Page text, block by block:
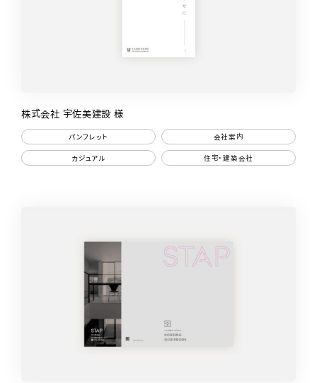
株式会社 宇佐美建設 様
パンフレット 会社案内
カジュアル 住宅・建築会社